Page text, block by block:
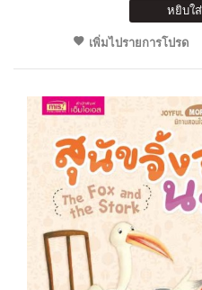
หยิบใ
เพิ่มไปรายการโปรด